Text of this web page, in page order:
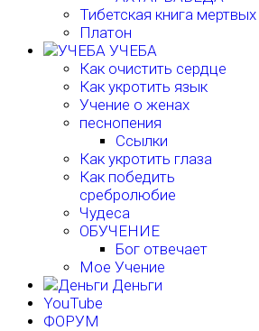
Тибетская книга мертвых
Платон
УЧЕБА
Как очистить сердце
Как укротить язык
Учение о женах
песнопения
Ссылки
Как укротить глаза
Как победить
сребролюбие
Чудеса
ОБУЧЕНИЕ
Бог отвечает
Мое Учение
Деньги
YouTube
ФОРУМ